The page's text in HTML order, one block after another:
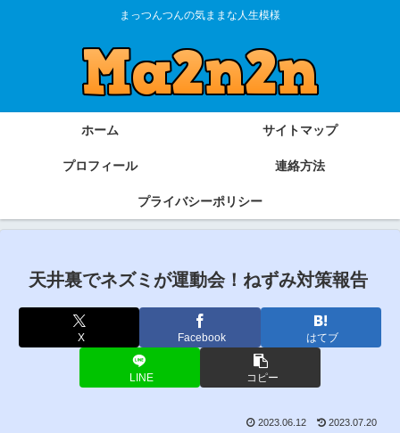
まっつんつんの気ままな人生模様
ホーム サイトマップ
プロフィール 連絡方法
プライバシーポリシー
天井裏でネズミが運動会！ねずみ対策報告
X Facebook はてブ
LINE コピー
2023.06.12 2023.07.20